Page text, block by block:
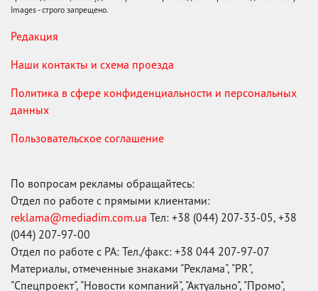
Images - строго запрещено.
Редакция
Наши контакты и схема проезда
Политика в сфере конфиденциальности и персональных
данных
Пользовательское соглашение
По вопросам рекламы обращайтесь:
Отдел по работе с прямыми клиентами:
reklama@mediadim.com.ua Тел: +38 (044) 207-33-05, +38
(044) 207-97-00
Отдел по работе с РА: Тел./факс: +38 044 207-97-07
Материалы, отмеченные знаками "Реклама", "PR",
"Спецпроект", "Новости компаний", "Актуально", "Промо",